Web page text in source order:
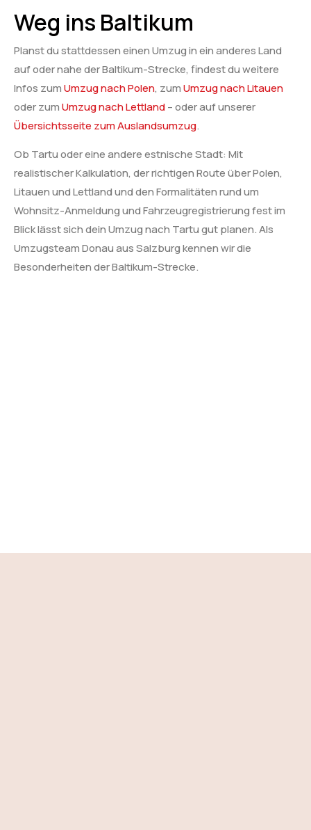
Weg ins Baltikum
Planst du stattdessen einen Umzug in ein anderes Land
auf oder nahe der Baltikum-Strecke, findest du weitere
Infos zumUmzug nach Polen, zumUmzug nach Litauen
oder zumUmzug nach Lettland– oder auf unserer
Übersichtsseite zum Auslandsumzug.
Ob Tartu oder eine andere estnische Stadt: Mit
realistischer Kalkulation, der richtigen Route über Polen,
Litauen und Lettland und den Formalitäten rund um
Wohnsitz-Anmeldung und Fahrzeugregistrierung fest im
Blick lässt sich dein Umzug nach Tartu gut planen. Als
Umzugsteam Donau aus Salzburg kennen wir die
Besonderheiten der Baltikum-Strecke.